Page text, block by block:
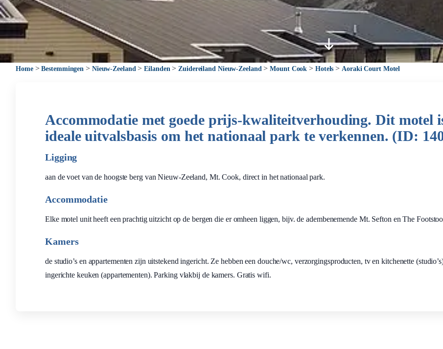
Home>Bestemmingen > Nieuw-Zeeland >Eilanden > Zuidereiland Nieuw-Zeeland >Mount Cook > Hotels > Aoraki Court Motel
Accommodatie met goede prijs-kwaliteitverhouding. Dit motel
ideale uitvalsbasis om het nationaal park te verkennen. (ID:
Ligging
aan de voet van de hoogste berg van Nieuw-Zeeland, Mt. Cook, direct in het nationaal park.
Accommodatie
Elke motel unit heeft een prachtig uitzicht op de bergen die er omheen liggen, bijv. de adembenemende Mt. Sefton en The
Kamers
de studio’s en appartementen zijn uitstekend ingericht. Ze hebben een douche/wc, verzorgingsproducten, tv en kitchenette
ingerichte keuken (appartementen). Parking vlakbij de kamers. Gratis wifi.